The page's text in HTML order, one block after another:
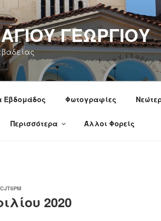
ΓΕΩΡΓΙΟΥ
Εβδομάδος Φωτογραφίες
Περισσότερα Άλλοι Φορείς
2020